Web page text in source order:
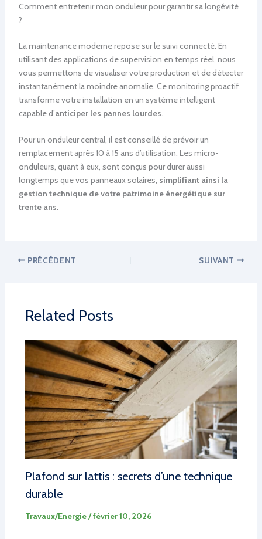
Comment entretenir mon onduleur pour garantir sa longévité
?
La maintenance moderne repose sur le suivi connecté. En
utilisant des applications de supervision en temps réel, nous
vous permettons de visualiser votre production et de détecter
instantanément la moindre anomalie. Ce monitoring proactif
transforme votre installation en un système intelligent
capable d’anticiper les pannes lourdes.
Pour un onduleur central, il est conseillé de prévoir un
remplacement après 10 à 15 ans d’utilisation. Les micro-
onduleurs, quant à eux, sont conçus pour durer aussi
longtemps que vos panneaux solaires, simplifiant ainsi la
gestion technique de votre patrimoine énergétique sur
trente ans.
PRÉCÉDENT SUIVANT
Related Posts
Plafond sur lattis : secrets d’une technique
durable
Travaux/Energie/février 10, 2026